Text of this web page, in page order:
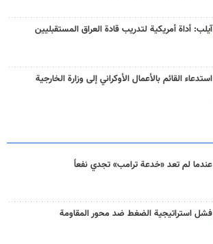
آيلب: أداة أمريكية لتدريب قادة العراق المستقبليين
استدعاء القائم بالأعمال الأوكراني إلى وزارة الخارجية
عندما لم تعد «خدعة ترامب» تجدي نفعاً
فشل استراتيجية الضغط ضد محور المقاومة